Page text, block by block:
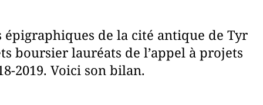
épigraphiques de la cité antique de Tyr
boursier lauréats de l’appel à projets
2019. Voici son bilan.